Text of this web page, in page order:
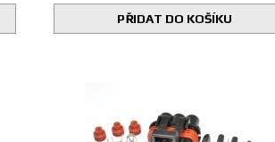
PŘIDAT DO KOŠÍKU